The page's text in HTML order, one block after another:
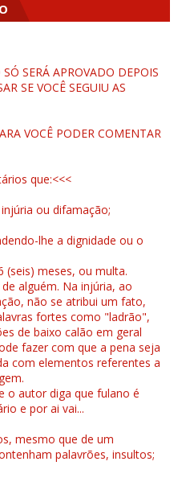
SERÁ APROVADO DEPOIS
SE VOCÊ SEGUIU AS
VOCÊ PODER COMENTAR
que:<<<
ou difamação;
lhe a dignidade ou o
(seis) meses, ou multa.
alguém. Na injúria, ao
não se atribui um fato,
fortes como "ladrão",
de baixo calão em geral
fazer com que a pena seja
com elementos referentes a
o autor diga que fulano é
e por ai vai...
mesmo que de um
palavrões, insultos;